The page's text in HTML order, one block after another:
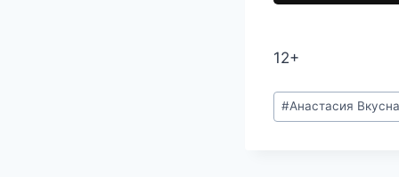
12+
Метки
записи:
#Анастасия